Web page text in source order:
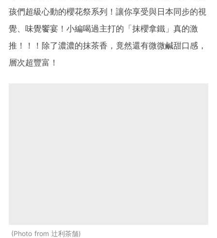
孩們超級心動的櫻花祭系列！讓你享受與日本同步的視
覺、味覺饗宴！小編喝過主打的「抹櫻拿鐵」真的激
推！！！除了濃濃的抹茶香，竟然還有微微鹹甜口感，
層次超豐富！
Photo from 辻利茶舗